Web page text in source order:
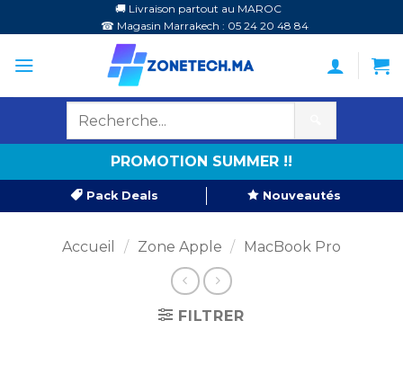
au
contenu
🚚 Livraison partout au MAROC
☎ Magasin Marrakech : 05 24 20 48 84
PROMOTION SUMMER !!
Pack Deals Nouveautés
Accueil / Zone Apple / MacBook Pro
FILTRER